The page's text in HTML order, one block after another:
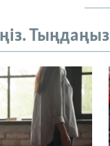
Тыңдаңыз